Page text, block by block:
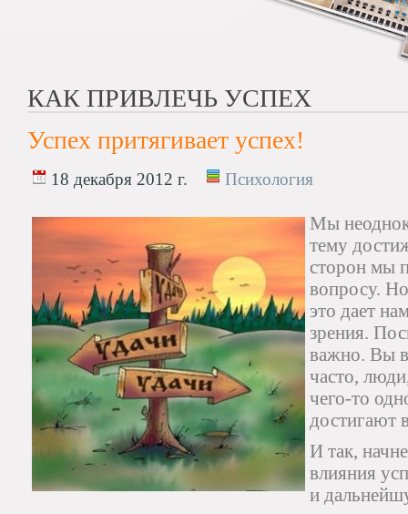
КАК ПРИВЛЕЧЬ УСПЕХ
Успех притягивает успех!
18 декабря 2012 г. Психология
Мы
тему
сторон мы
вопросу.
это дает
зрения.
важно. Вы
часто,
чего-то
достигают
И так,
влияния
и